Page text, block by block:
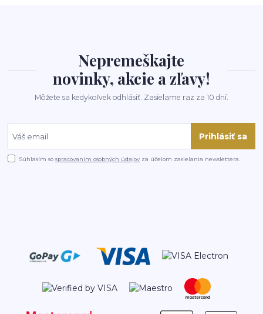
Nepremeškajte
novinky, akcie a zľavy!
Môžete sa kedykoľvek odhlásiť. Zasielame raz za 10 dní.
Prihlásiť sa
Súhlasím sospracovaním osobných údajov za účelom zasielania newslettera.